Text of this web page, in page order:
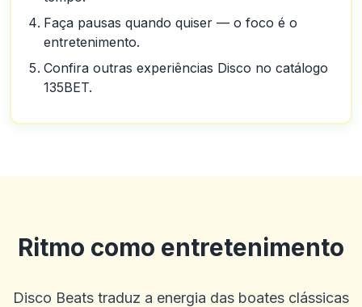
Faça pausas quando quiser — o foco é o
entretenimento.
Confira outras experiências Disco no catálogo
135BET.
Ritmo como entretenimento
Disco Beats traduz a energia das boates clássicas
Betus. Tem sido um livro de esportes muito bom e tem bons jogos